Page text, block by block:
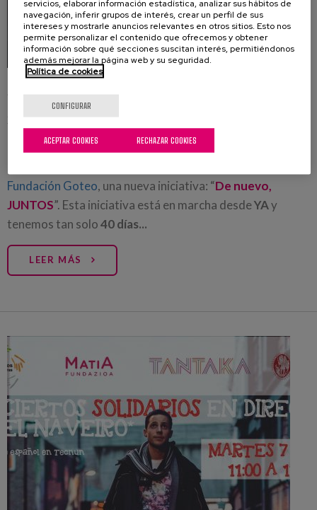
"De nuevo, JUNTOS": ¡ya esta en
marcha y tenemos sólo 40 días!
17/04/2020
Fundación Goteo, una nueva iniciativa: “De nuevo,
JUNTOS”. Esta iniciativa está en marcha desdeYAy
tenemos tan solo40 días...
LEER MÁS
servicios, elaborar información estadística, analizar sus hábitos de
navegación, inferir grupos de interés, crear un perfil de sus
intereses y mostrarle anuncios relevantes en otros sitios. Esto nos
permite personalizar el contenido que ofrecemos y obtener
información sobre qué secciones suscitan interés, permitiéndonos
además mejorar la página web y su seguridad.
Política de cookies
CONFIGURAR
RECHAZAR COOKIES
ACEPTAR COOKIES